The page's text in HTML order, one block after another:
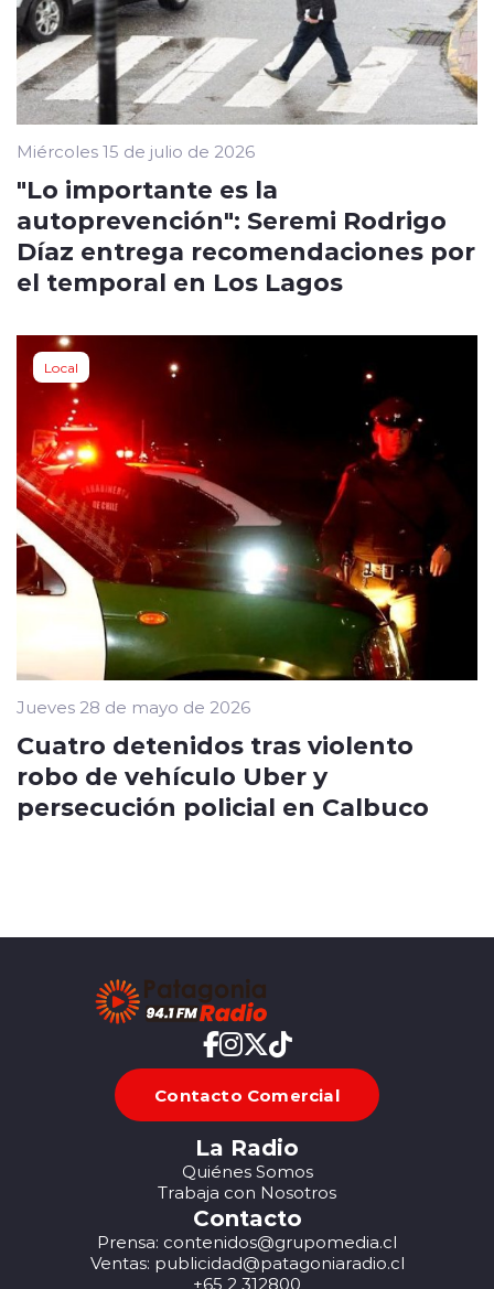
Miércoles 15 de julio de 2026
"Lo importante es la
autoprevención": Seremi Rodrigo
Díaz entrega recomendaciones por
el temporal en Los Lagos
Local
Jueves 28 de mayo de 2026
Cuatro detenidos tras violento
robo de vehículo Uber y
persecución policial en Calbuco
Contacto Comercial
La Radio
Quiénes Somos
Trabaja con Nosotros
Contacto
Prensa: contenidos@grupomedia.cl
Ventas: publicidad@patagoniaradio.cl
+65 2 312800